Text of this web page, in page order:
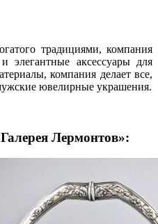
традициями, компания
элегантные аксессуары для
компания делает все,
ювелирные украшения.
Лермонтов»: